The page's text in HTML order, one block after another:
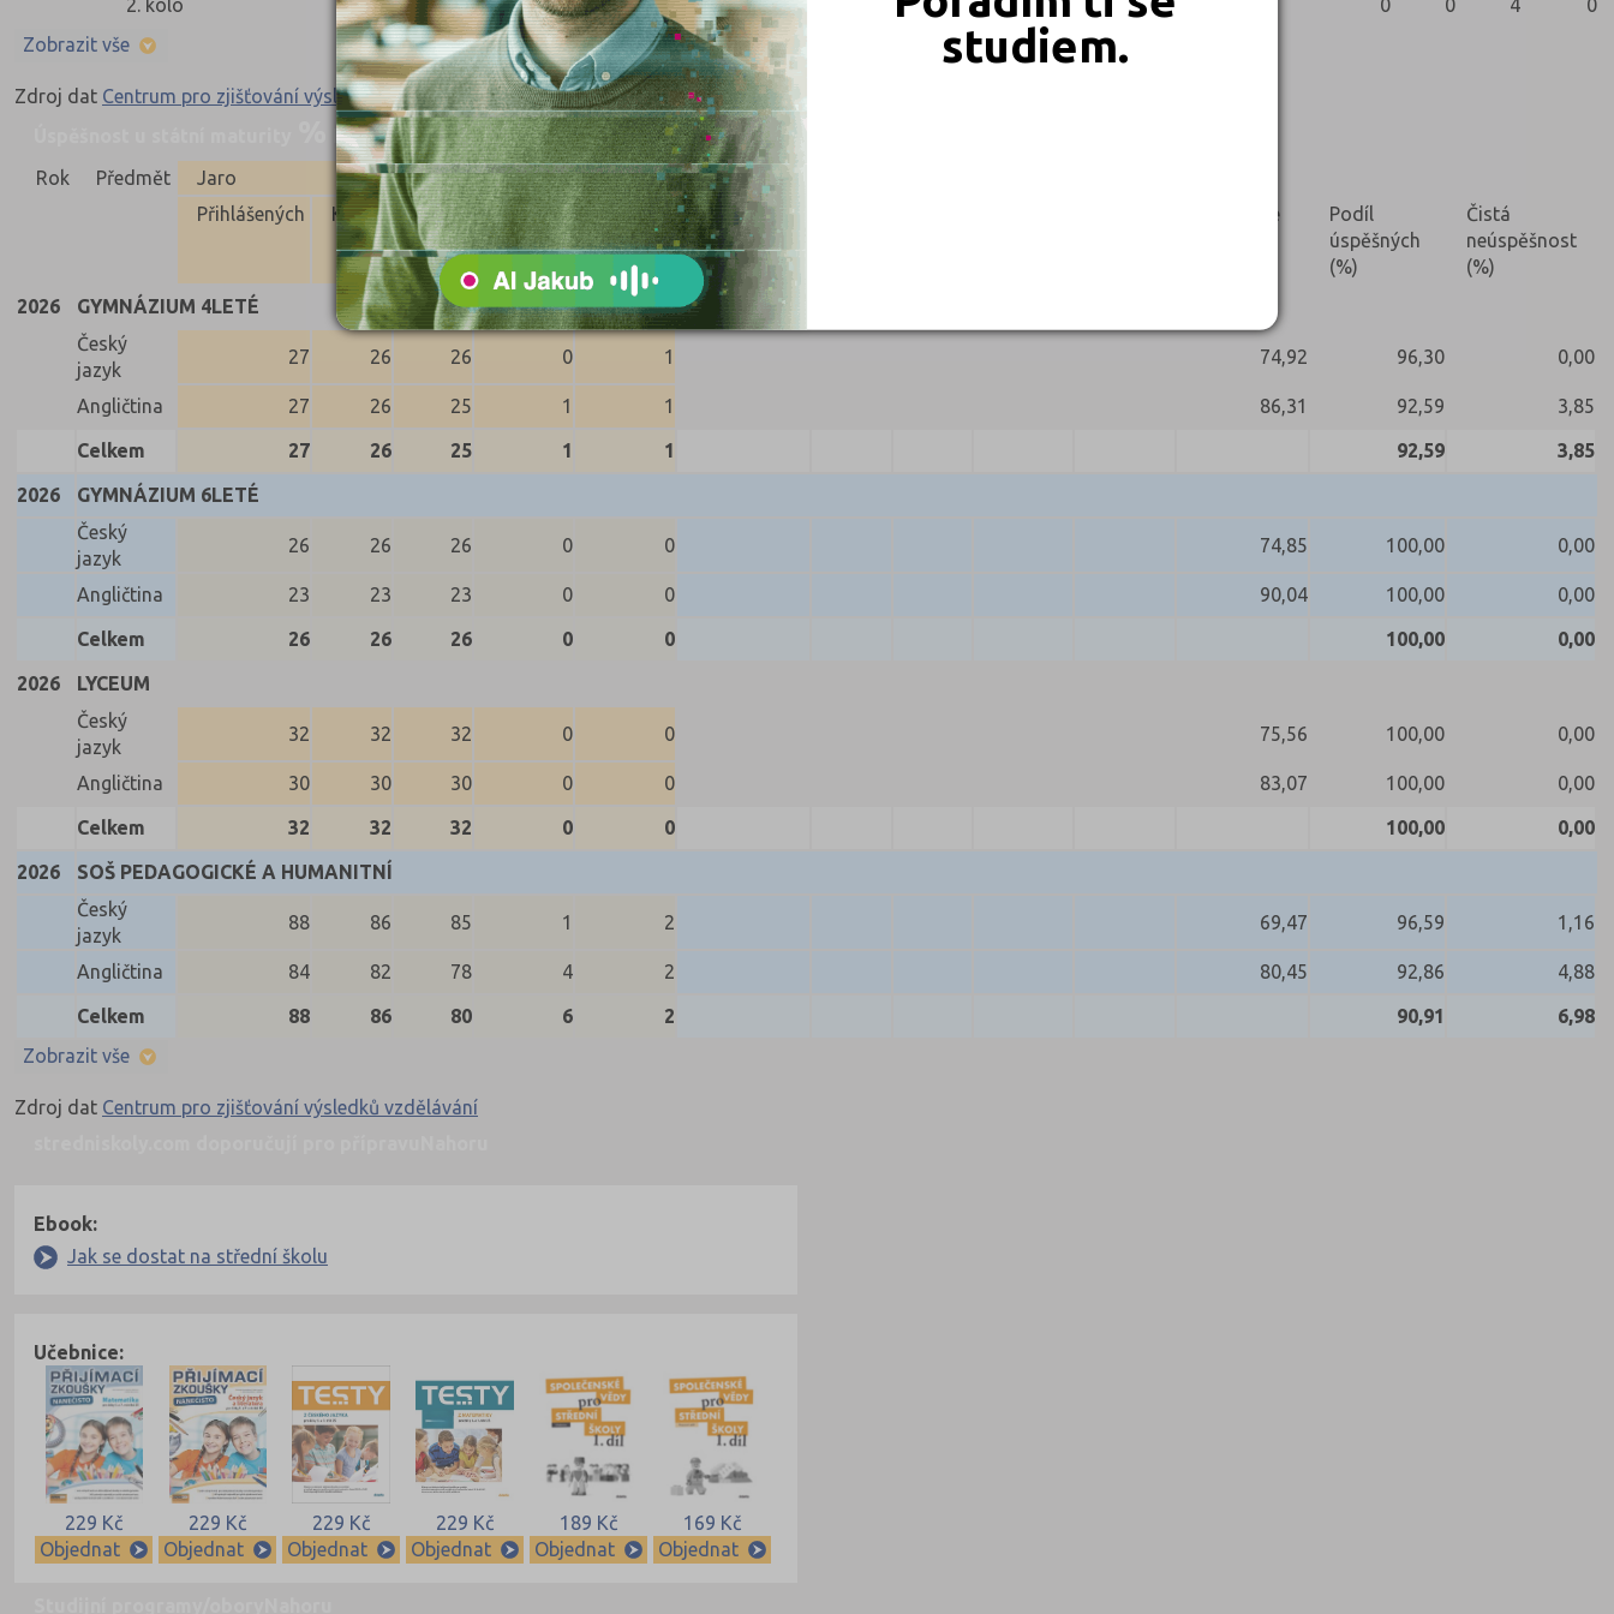
studiem.
2. kolo 7 3 0 0 4
0
Zobrazit vše
Zdroj dat Centrum pro zjišťování výsledků vzdělávání
Nahoru
Rok
Předmět Jaro
Celkem (jaro i podzim)
Přihlášených
Konali Uspěli Neuspěli Nekonali Přihlášených
Prúměrné
Podíl
úspěšných
(%)
Čistá
neúspěšnost
(%)
2026
GYMNÁZIUM 4LETÉ
Český
jazyk
27 26 26 0 1 74,92 96,30 0,00
Angličtina 27 26 25 1 1 86,31 92,59 3,85
Celkem 27 26 25 1 1 92,59 3,85
2026
GYMNÁZIUM 6LETÉ
Český
jazyk
26 26 26 0 0 74,85 100,00 0,00
Angličtina 23 23 23 0 0 90,04 100,00 0,00
Celkem 26 26 26 0 0 100,00 0,00
2026
LYCEUM
Český
jazyk
32 32 32 0 0 75,56 100,00 0,00
Angličtina 30 30 30 0 0 83,07 100,00 0,00
Celkem 32 32 32 0 0 100,00 0,00
2026
SOŠ PEDAGOGICKÉ A HUMANITNÍ
Český
jazyk
88 86 85 1 2 69,47 96,59 1,16
Angličtina 84 82 78 4 2 80,45 92,86 4,88
Celkem 88 86 80 6 2 90,91
6,98
Zobrazit vše
Zdroj dat Centrum pro zjišťování výsledků vzdělávání
Ebook:
Jak se dostat na střední školu
Učebnice:
229 Kč
Objednat
229 Kč
Objednat
229 Kč
Objednat
229 Kč
Objednat
189 Kč
Objednat
169 Kč
Objednat